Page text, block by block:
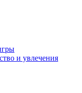
и увлечения